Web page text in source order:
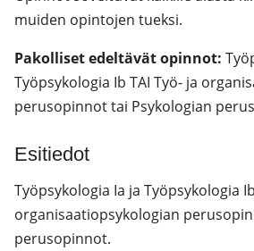
muiden opintojen tueksi.
Pakolliset edeltävät opinnot:
Työpsykologia Ib TAI Työ- ja
perusopinnot tai Psykologian
Esitiedot
Työpsykologia Ia ja Työpsykologia
organisaatiopsykologian
perusopinnot.